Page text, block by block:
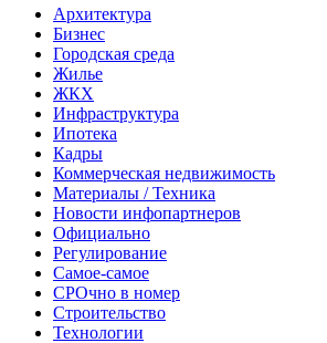
Архитектура
Бизнес
Городская среда
Жилье
ЖКХ
Инфраструктура
Ипотека
Кадры
Коммерческая недвижимость
Материалы / Техника
Новости инфопартнеров
Официально
Регулирование
Самое-самое
СРОчно в номер
Строительство
Технологии